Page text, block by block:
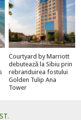
Courtyard by Marriott
debutează la Sibiu prin
rebranduirea fostului
Golden Tulip Ana
Tower
.